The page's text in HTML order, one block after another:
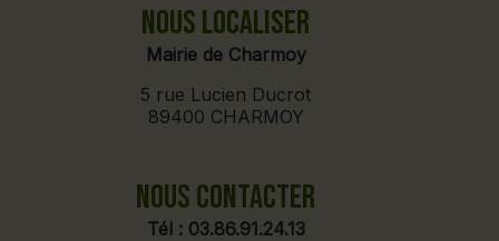
NOUS LOCALISER
Mairie de Charmoy
5 rue Lucien Ducrot
89400 CHARMOY
NOUS CONTACTER
Tél : 03.86.91.24.13